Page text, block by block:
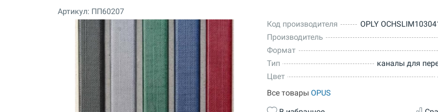
Артикул: ПП60207
Код производителя
OPLY
Производитель
Формат
Тип
каналы для
Цвет
Все товары OPUS